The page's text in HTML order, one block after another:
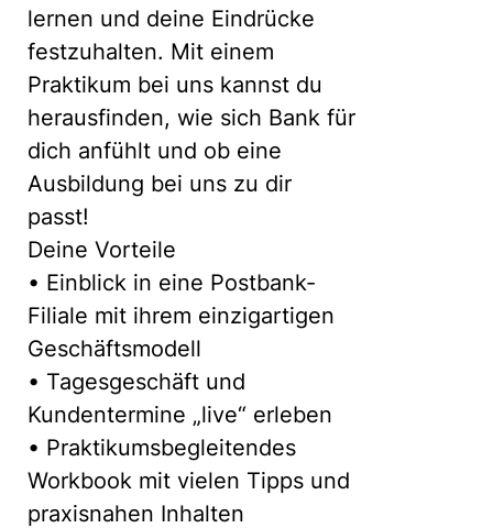
lernen und deine Ein­drücke
fest­zu­halten. Mit einem
Praktikum bei uns kannst du
heraus­finden, wie sich Bank für
dich anfühlt und ob eine
Ausbildung bei uns zu dir
passt!
Deine Vorteile
• Einblick in eine Postbank-
Filiale mit ihrem einzigartigen
Geschäftsmodell
• Tagesgeschäft und
Kundentermine „live“ erleben
• Praktikumsbegleitendes
Workbook mit vielen Tipps und
praxisnahen Inhalten